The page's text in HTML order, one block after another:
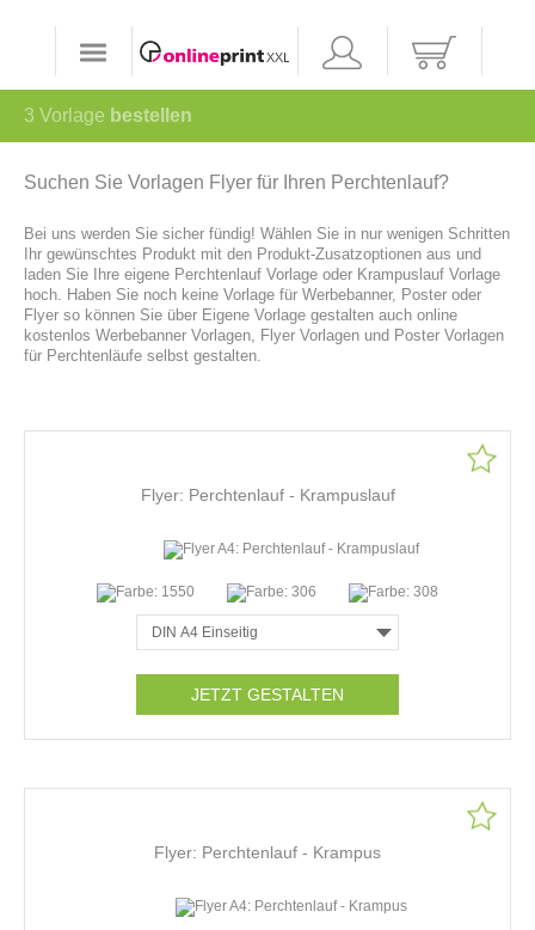
3 Vorlage bestellen
Suchen Sie Vorlagen Flyer für Ihren Perchtenlauf?
Bei uns werden Sie sicher fündig! Wählen Sie in nur wenigen Schritten
Ihr gewünschtes Produkt mit den Produkt-Zusatzoptionen aus und
laden Sie Ihre eigene Perchtenlauf Vorlage oder Krampuslauf Vorlage
hoch. Haben Sie noch keine Vorlage für Werbebanner, Poster oder
Flyer so können Sie über Eigene Vorlage gestalten auch online
kostenlos Werbebanner Vorlagen, Flyer Vorlagen und Poster Vorlagen
für Perchtenläufe selbst gestalten.
Flyer: Perchtenlauf - Krampuslauf
JETZT GESTALTEN
Flyer: Perchtenlauf - Krampus